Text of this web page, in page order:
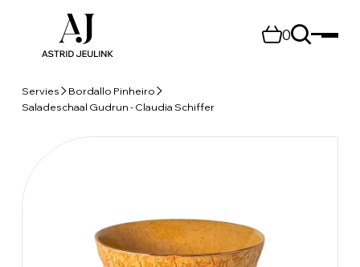
0
Servies
Bordallo Pinheiro
Saladeschaal Gudrun - Claudia Schiffer